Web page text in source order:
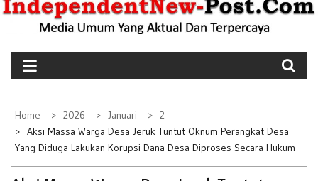
o
Home 2026 Januari
2
Aksi Massa Warga Desa Jeruk Tuntut Oknum Perangkat Desa
Yang Diduga Lakukan Korupsi Dana Desa Diproses Secara Hukum